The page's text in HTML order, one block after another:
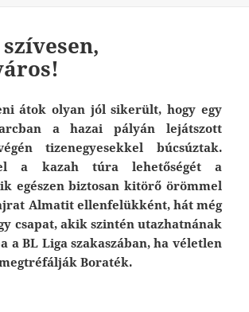
átok olyan jól sikerült, hogy egy
a hazai pályán lejátszott
tizenegyesekkel búcsúztak.
a kazah túra lehetőségét a
egészen biztosan kitörő örömmel
Almatit ellenfelükként, hát még
csapat, akik szintén utazhatnának
a BL Liga szakaszában, ha véletlen
Boraték.